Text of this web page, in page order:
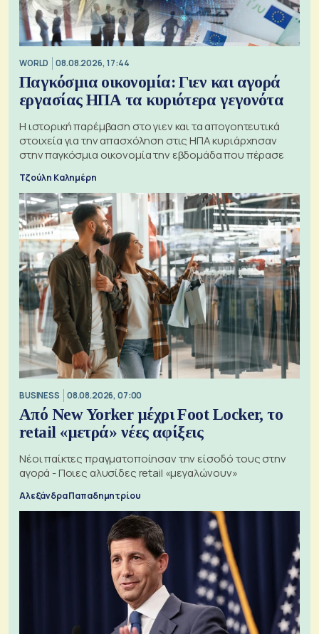
WORLD 08.08.2026, 17:44
Παγκόσμια οικονομία: Γιεν και αγορά
εργασίας ΗΠΑ τα κυριότερα γεγονότα
Η ιστορική παρέμβαση στο γιεν και τα απογοητευτικά
στοιχεία για την απασχόληση στις ΗΠΑ κυριάρχησαν
στην παγκόσμια οικονομία την εβδομάδα που πέρασε
Τζούλη Καλημέρη
BUSINESS 08.08.2026, 07:00
Από New Yorker μέχρι Foot Locker, το
retail «μετρά» νέες αφίξεις
Νέοι παίκτες πραγματοποίησαν την είσοδό τους στην
αγορά - Ποιες αλυσίδες retail «μεγαλώνουν»
Αλεξάνδρα Παπαδημητρίου